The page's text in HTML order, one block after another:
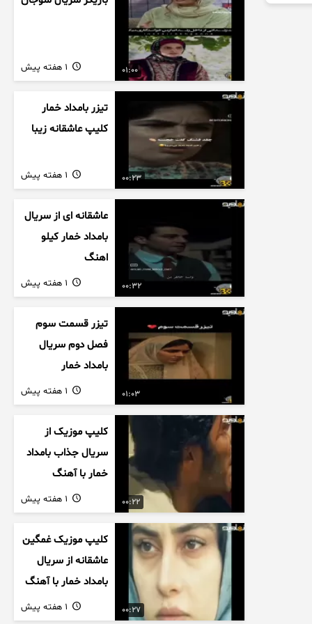
01:00
00:23
تیزر بامداد خمار
کلیپ عاشقانه زیبا
00:32
عاشقانه ای از سریال
بامداد خمار کیلو
اهنگ
01:03
تیزر قسمت سوم
فصل دوم سریال
بامداد خمار
00:22
کلیپ موزیک از
سریال جذاب بامداد
خمار با آهنگ
عاشقانه
00:27
کلیپ موزیک غمگین
عاشقانه از سریال
بامداد خمار با آهنگ
احسان خواجه امیری